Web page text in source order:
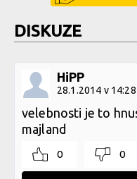
DISKUZE
HiPP
28.1.2014 v 14:28
velebnosti je to
majland
0 0